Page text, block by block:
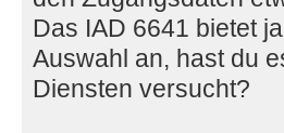
Das IAD 6641 bietet
Auswahl an, hast du
Diensten versucht?